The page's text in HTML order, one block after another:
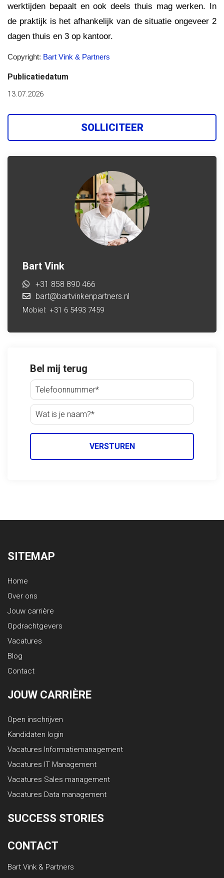
werktijden bepaalt en ook deels thuis mag werken. In
de praktijk is het afhankelijk van de situatie ongeveer 2
dagen thuis en 3 op kantoor.
Copyright: Bart Vink & Partners
Publicatiedatum
13.07.2026
Bart Vink
+31 858 890 466
bart@bartvinkenpartners.nl
Mobiel: +31 6 5493 7459
Bel mij terug
VERSTUREN
SITEMAP
Home
Over ons
Jouw carrière
Opdrachtgevers
Vacatures
Blog
Contact
JOUW CARRIÈRE
Open inschrijven
Kandidaten login
Vacatures Informatiemanagement
Vacatures IT Management
Vacatures Sales management
Vacatures Data management
SUCCESS STORIES
CONTACT
Bart Vink & Partners